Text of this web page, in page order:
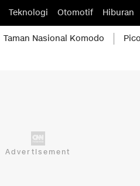
Teknologi Otomotif Hiburan
Taman Nasional Komodo